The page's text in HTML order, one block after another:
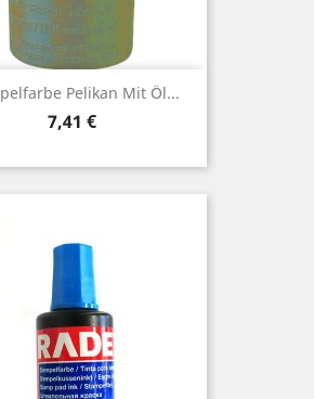
Pelikan Mit Öl...
Preis
7,41 €